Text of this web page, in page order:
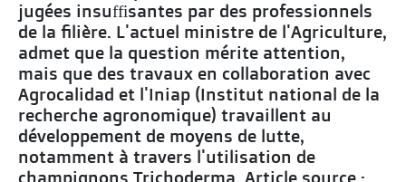
jugées insuffisantes par des professionnels
de la filière. L'actuel ministre de l'Agriculture,
admet que la question mérite attention,
mais que des travaux en collaboration avec
Agrocalidad et l'Iniap (Institut national de la
recherche agronomique) travaillent au
développement de moyens de lutte,
notamment à travers l'utilisation de
champignons Trichoderma. Article source :